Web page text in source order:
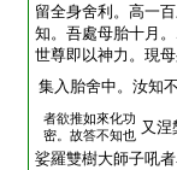
留全身舍利。高一
知。吾處母胎十月
世尊即以神力。現
集入胎舍中。汝知
者欲推如來化功
密。故答不知也 又涅
娑羅雙樹大師子吼